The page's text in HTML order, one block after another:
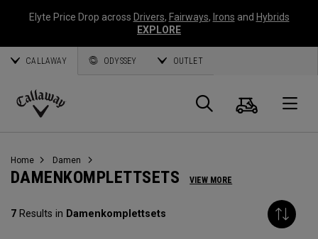
Elyte Price Drop across Drivers, Fairways, Irons and Hybrids
EXPLORE
CALLAWAY ODYSSEY OUTLET
Callaway
Suche
Home Damen
DAMENKOMPLETTSETS VIEW MORE
7 Results in Damenkomplettsets